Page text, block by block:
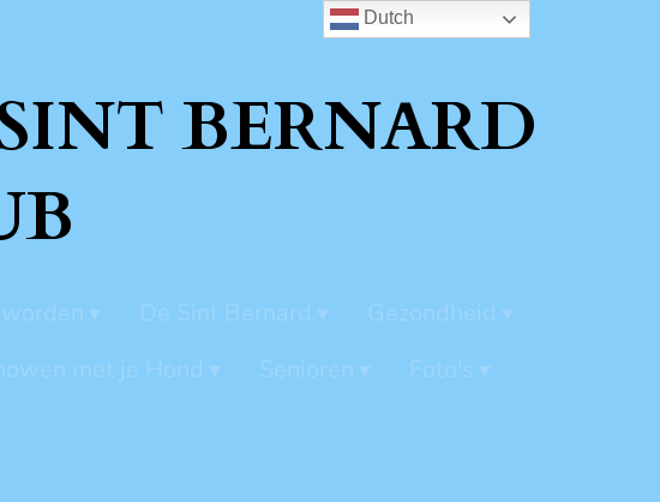
BERNARD
De Sint Bernard
Gezondheid
met je Hond Senioren
Foto's
Dutch